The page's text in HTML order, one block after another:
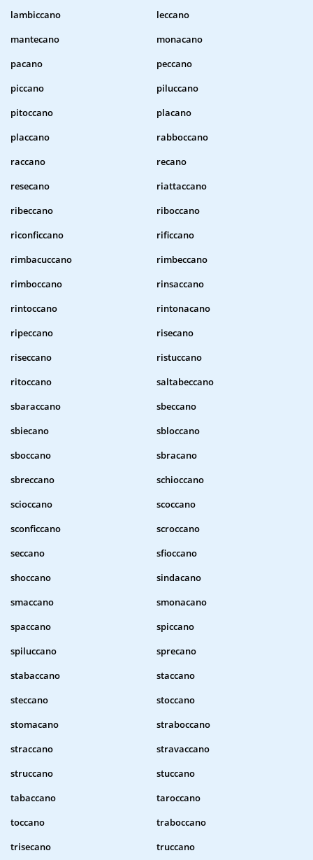
lambiccano
leccano
mantecano
monacano
pacano
peccano
piccano
piluccano
pitoccano
placano
placcano
rabboccano
raccano
recano
resecano
riattaccano
ribeccano
riboccano
riconficcano
rificcano
rimbacuccano
rimbeccano
rimboccano
rinsaccano
rintoccano
rintonacano
ripeccano
risecano
riseccano
ristuccano
ritoccano
saltabeccano
sbaraccano
sbeccano
sbiecano
sbloccano
sboccano
sbracano
sbreccano
schioccano
scioccano
scoccano
sconficcano
scroccano
seccano
sfioccano
shoccano
sindacano
smaccano
smonacano
spaccano
spiccano
spiluccano
sprecano
stabaccano
staccano
steccano
stoccano
stomacano
straboccano
straccano
stravaccano
struccano
stuccano
tabaccano
taroccano
toccano
traboccano
trisecano
truccano